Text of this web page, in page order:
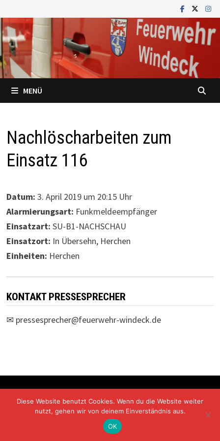
Inhalt
springen
MENÜ
Nachlöscharbeiten zum
Einsatz 116
Datum: 3. April 2019 um 20:15 Uhr
Alarmierungsart: Funkmeldeempfänger
Einsatzart: SU-B1-NACHSCHAU
Einsatzort: In Übersehn, Herchen
Einheiten: Herchen
KONTAKT PRESSESPRECHER
✉ pressesprecher@feuerwehr-windeck.de
Freiwillige Feuerwehr Windeck Mit Stolz präsentiert von
WordPressundBam.
Diese Website benutzt Cookies. Wenn du die Website weiter
nutzt, gehen wir von deinem Einverständnis aus.
OK